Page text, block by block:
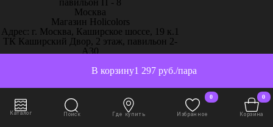
1 297 руб./пара
В корзину
павильон П - 8
Москва
Магазин Holicolors
Адрес: г. Москва, Каширское шоссе, 19 к.1
ТК Каширский Двор, 2 этаж, павильон 2-
А30
Магазин Sherwinstore
24, павильон 3, блок 10с, место 130
Москва
ООО Паркет-Авeню
г. Москва, Ленинградское ш, дом 25.
Каталог Поиск Где купить
0
Избранное
0
Корзина